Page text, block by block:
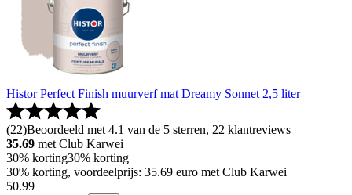
Histor Perfect Finish muurverf mat Dreamy Sonnet 2,5 liter
(22)Beoordeeld met 4.1 van de 5 sterren, 22 klantreviews
35.69 met Club Karwei
30% korting30% korting
30% korting, voordeelprijs: 35.69 euro met Club Karwei
50.99